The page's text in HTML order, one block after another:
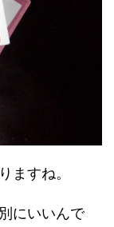
ますね。
にいいんで